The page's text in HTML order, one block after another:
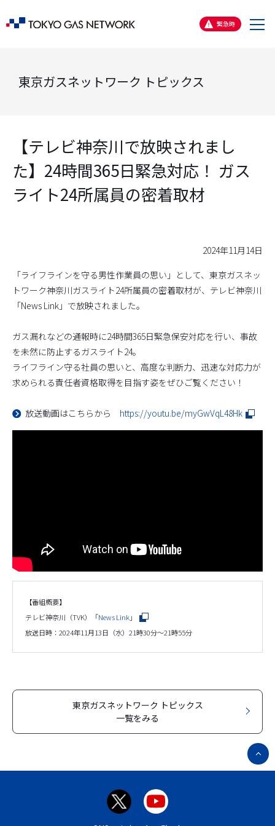
緊急時
メ
東京ガスネットワーク トピックス
【テレビ神奈川で放映されまし
た】24時間365日緊急対応！ ガス
ライト24所属員の密着取材
2024年11月14日
「ライフラインを守る男性作業員の思い」として、東京ガスネッ
トワーク神奈川ガスライト24所属員の密着取材が、テレビ神奈川
「News Link」で放映されました。
ガス漏れなどの通報時に24時間365日緊急保安対応を行い、事故
を未然に防止するガスライト24。
ライフライン守る社員の思いと、高度な判断力、迅速な対応力が
求められる責任者資格取得を目指す姿をぜひご覧ください！
放送動画はこちらから https://youtu.be/myGwVqL48Hk
【番組概要】
テレビ神奈川（TVK）「News Link」
放送日時：2024年11月13日（水）21時30分～21時55分
東京ガスネットワーク トピックス
一覧をみる
ペ
ー